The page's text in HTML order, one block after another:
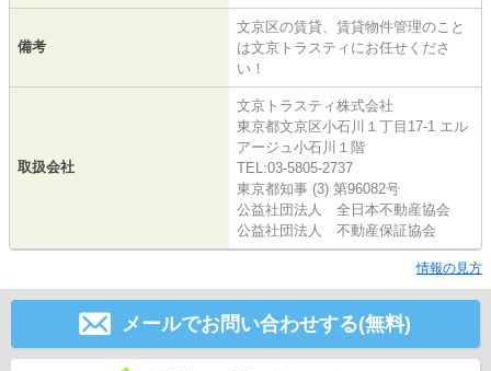
備考
文京区の賃貸、賃貸物件管理のこと
は文京トラスティにお任せくださ
い！
取扱会社
文京トラスティ株式会社
東京都文京区小石川１丁目17-1 エル
アージュ小石川１階
TEL:03-5805-2737
東京都知事 (3) 第96082号
公益社団法人 全日本不動産協会
公益社団法人 不動産保証協会
情報の見方
メールでお問い合わせする(無料)